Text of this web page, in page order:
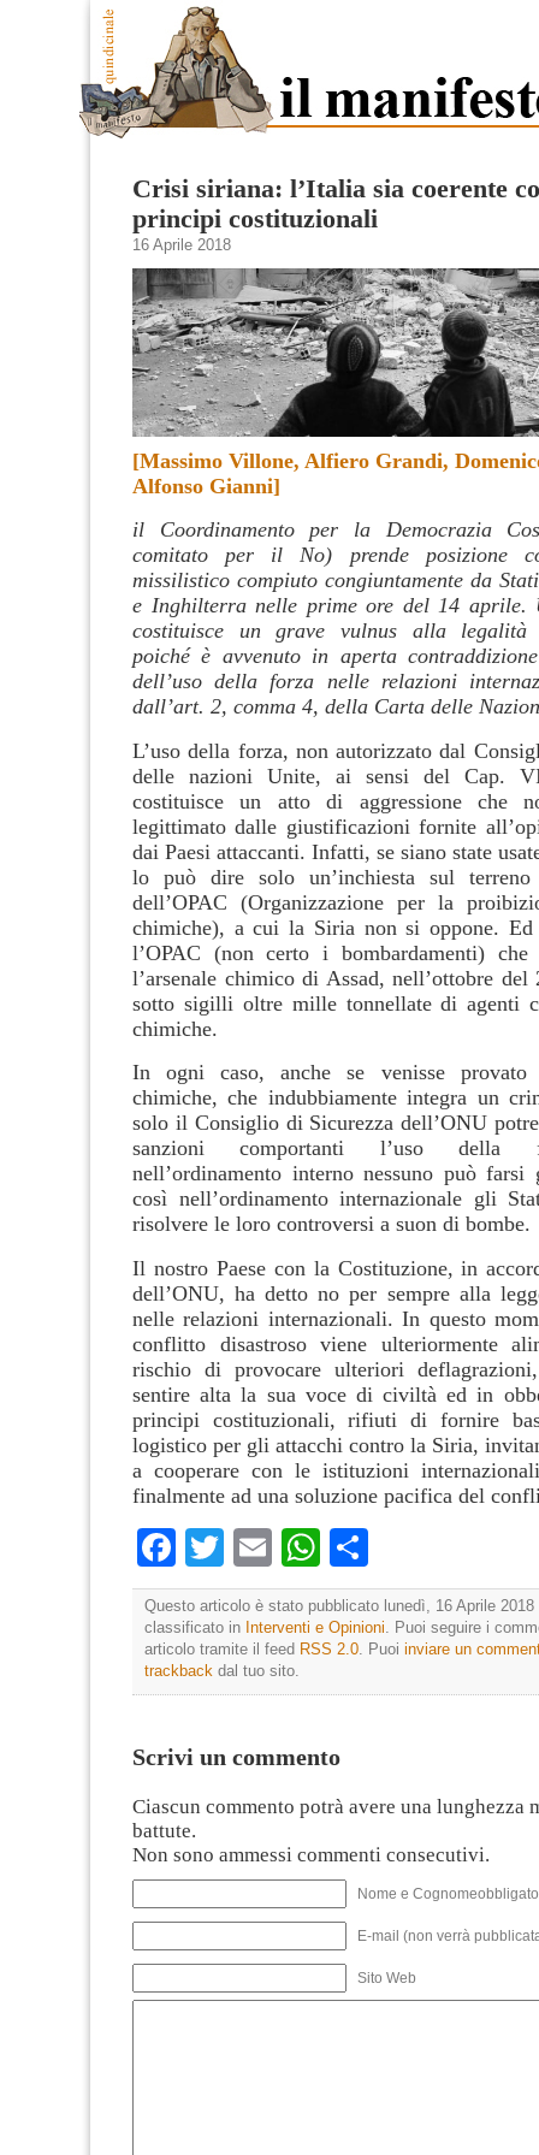
Crisi siriana: l’Italia sia coerente
principi costituzionali
16 Aprile 2018
[Massimo Villone, Alfiero Grandi,
Alfonso Gianni]
il Coordinamento per la Democrazia
comitato per il No) prende posizione
missilistico compiuto congiuntamente da
e Inghilterra nelle prime ore del 14 aprile.
costituisce un grave vulnus alla legalità
poiché è avvenuto in aperta
dell’uso della forza nelle relazioni
dall’art. 2, comma 4, della Carta delle
L’uso della forza, non autorizzato dal
delle nazioni Unite, ai sensi del Cap.
costituisce un atto di aggressione che
legittimato dalle giustificazioni fornite
dai Paesi attaccanti. Infatti, se siano state
lo può dire solo un’inchiesta sul
dell’OPAC (Organizzazione per la
chimiche), a cui la Siria non si oppone. Ed
l’OPAC (non certo i bombardamenti) che
l’arsenale chimico di Assad, nell’ottobre del
sotto sigilli oltre mille tonnellate di agenti
chimiche.
In ogni caso, anche se venisse
chimiche, che indubbiamente integra un
solo il Consiglio di Sicurezza dell’ONU
sanzioni comportanti l’uso
nell’ordinamento interno nessuno può farsi
così nell’ordinamento internazionale gli
risolvere le loro controversi a suon di bombe.
Il nostro Paese con la Costituzione, in
dell’ONU, ha detto no per sempre alla
nelle relazioni internazionali. In questo
conflitto disastroso viene ulteriormente
rischio di provocare ulteriori
sentire alta la sua voce di civiltà ed in
principi costituzionali, rifiuti di fornire
logistico per gli attacchi contro la Siria,
a cooperare con le istituzioni
finalmente ad una soluzione pacifica del
Facebook
TwitterEmailWhatsApp
Questo articolo è stato pubblicato lunedì, 16 Aprile 2018
classificato in Interventi e Opinioni . Puoi seguire i
articolo tramite il feed RSS 2.0 . Puoi inviare un
trackback dal tuo sito.
Scrivi un commento
Ciascun commento potrà avere una lunghezza
battute.
Non sono ammessi commenti consecutivi.
Nome e
E-mail (non verrà
Sito Web